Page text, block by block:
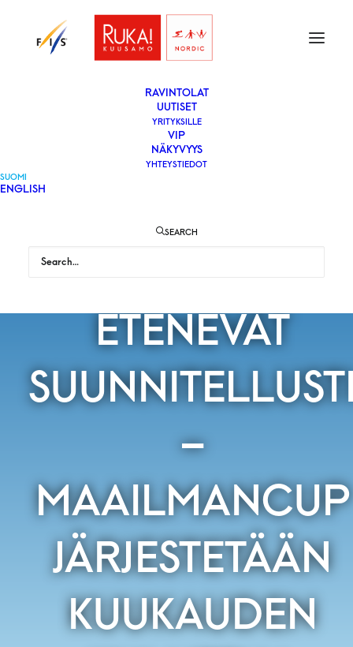
VAPAAEHTOISEKSI
YLEISÖLLE
­RAVINTOLAT
UUTISET
YRITYKSILLE
VIP
NÄKYVYYS
YHTEYSTIEDOT
SUOMI
ENGLISH
SEARCH
RUKA
NORDICIN
VALMISTELUT
ETENEVÄT
–
MAAILMANCUP
JÄRJESTETÄÄN
KUUKAUDEN